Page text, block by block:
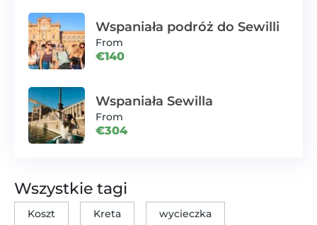
Wspaniała podróż do Sewilli
From
€140
Wspaniała Sewilla
From
€304
Wszystkie tagi
Koszt Kreta wycieczka